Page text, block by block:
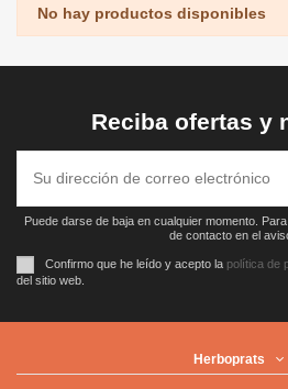
No hay productos disponibles
Reciba ofertas y
Puede darse de baja en cualquier momento.
de contacto en el
Confirmo que he leído y acepto la política de
del sitio web.
Herboprats